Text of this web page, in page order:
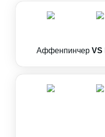
Аффенпинчер VS